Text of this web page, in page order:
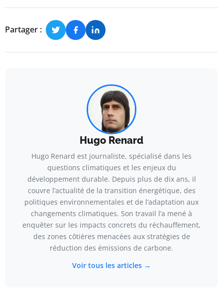
Partager :
Hugo Renard
Hugo Renard est journaliste, spécialisé dans les
questions climatiques et les enjeux du
développement durable. Depuis plus de dix ans, il
couvre l’actualité de la transition énergétique, des
politiques environnementales et de l’adaptation aux
changements climatiques. Son travail l’a mené à
enquêter sur les impacts concrets du réchauffement,
des zones côtières menacées aux stratégies de
réduction des émissions de carbone.
Voir tous les articles →